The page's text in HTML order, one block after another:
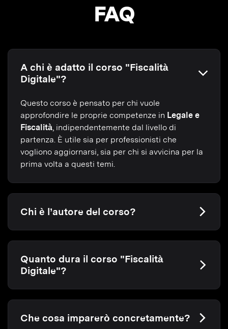
FAQ
A chi è adatto il corso "Fiscalità
Digitale"?
Questo corso è pensato per chi vuole
approfondire le proprie competenze in Legale e
Fiscalità , indipendentemente dal livello di
partenza. È utile sia per professionisti che
vogliono aggiornarsi, sia per chi si avvicina per la
prima volta a questi temi.
Chi è l’autore del corso?
Quanto dura il corso "Fiscalità
Digitale"?
Che cosa imparerò concretamente?